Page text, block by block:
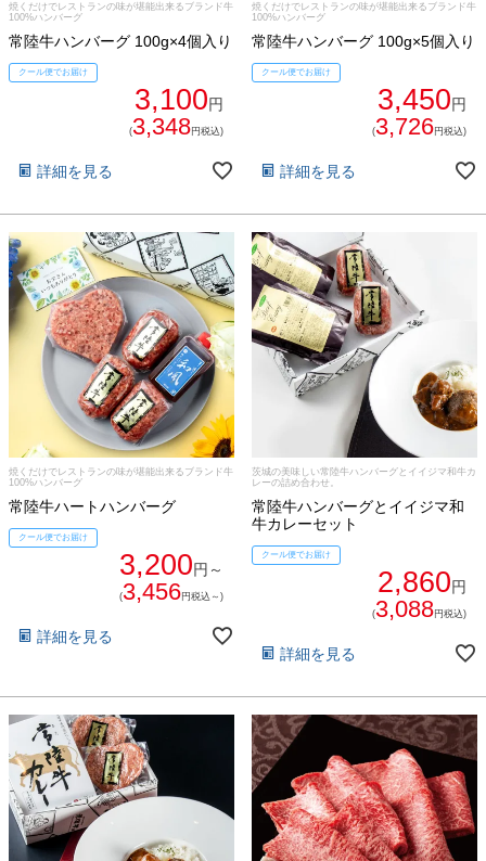
ご注文ガイド
配送・送料
熨斗・カード
イイジマとは
常陸牛とは？
ショップ一覧
よくある質問
食べ方レシピ
焼き方レシピ
食べ方からから探す
すき焼き
しゃぶしゃぶ
焼き肉
BBQ
ハンバーグ
みそ漬け
シャルキュトリー
コーンスープ
目録ギフト
焼くだけでレストランの味が堪能出来るブランド牛
100%ハンバーグ
常陸牛ハンバーグ 100g×4個入り
クール便でお届け
3,100円
(3,348円税込)
詳細を見る
焼くだけでレストランの味が堪能出来るブランド牛
100%ハンバーグ
常陸牛ハンバーグ 100g×5個入り
クール便でお届け
3,450円
(3,726円税込)
詳細を見る
焼くだけでレストランの味が堪能出来るブランド牛
100%ハンバーグ
常陸牛ハートハンバーグ
クール便でお届け
3,200円～
(3,456円税込～)
詳細を見る
茨城の美味しい常陸牛ハンバーグとイイジマ和牛カ
レーの詰め合わせ。
常陸牛ハンバーグとイイジマ和
牛カレーセット
クール便でお届け
2,860円
(3,088円税込)
詳細を見る